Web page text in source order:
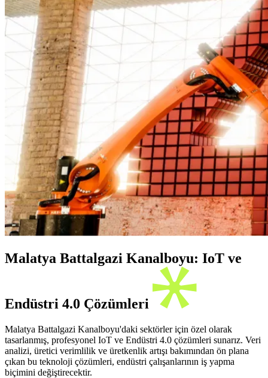
Malatya Battalgazi Kanalboyu: IoT ve
Endüstri 4.0 Çözümleri
Malatya Battalgazi Kanalboyu'daki sektörler için özel olarak
tasarlanmış, profesyonel IoT ve Endüstri 4.0 çözümleri sunarız. Veri
analizi, üretici verimlilik ve üretkenlik artışı bakımından ön plana
çıkan bu teknoloji çözümleri, endüstri çalışanlarının iş yapma
biçimini değiştirecektir.